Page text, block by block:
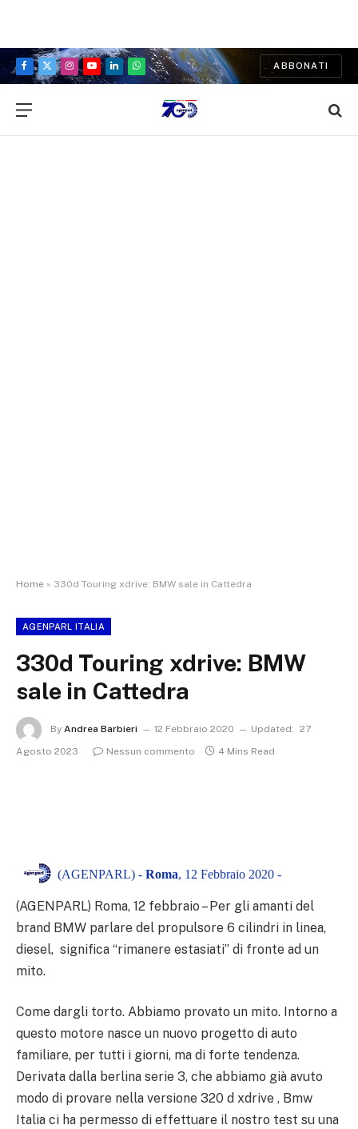
Facebook
X
Instagram
YouTubeLinkedInWhatsApp
ABBONATI
Home » 330d Touring xdrive: BMW sale in Cattedra
AGENPARL ITALIA
330d Touring xdrive: BMW
sale in Cattedra
By Andrea Barbieri 12 Febbraio 2020 Updated: 27
Agosto 2023
Nessun commento 4 Mins Read
(AGENPARL) - Roma, 12 Febbraio 2020 -
(AGENPARL) Roma, 12 febbraio – Per gli amanti del
brand BMW parlare del propulsore 6 cilindri in linea,
diesel, significa “rimanere estasiati” di fronte ad un
mito.
Come dargli torto. Abbiamo provato un mito. Intorno a
questo motore nasce un nuovo progetto di auto
familiare, per tutti i giorni, ma di forte tendenza.
Derivata dalla berlina serie 3, che abbiamo già avuto
modo di provare nella versione 320 d xdrive , Bmw
Italia ci ha permesso di effettuare il nostro test su una